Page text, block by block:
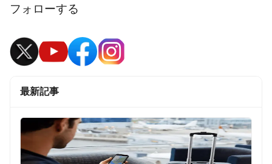
フォローする
最新記事